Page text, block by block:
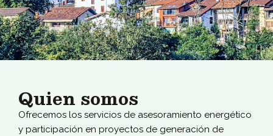
Quien somos
Ofrecemos los servicios de asesoramiento energético
y participación en proyectos de generación de